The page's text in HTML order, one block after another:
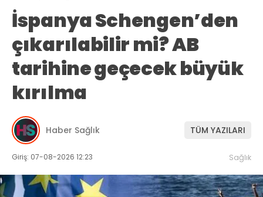
İspanya Schengen’den
çıkarılabilir mi? AB
tarihine geçecek büyük
kırılma
Haber Sağlık TÜM YAZILARI
Giriş: 07-08-2026 12:23 Sağlık